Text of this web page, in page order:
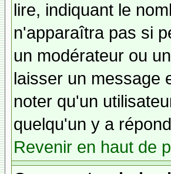
lire, indiquant le
n'apparaîtra pas si
un modérateur ou
laisser un message
noter qu'un
quelqu'un y a
Revenir en haut de